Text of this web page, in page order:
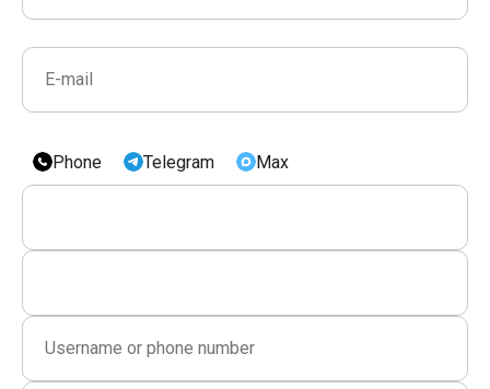
Phone Telegram Max